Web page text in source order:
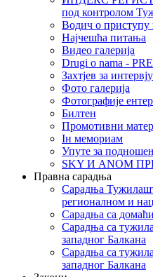
под контролом
Водич о приступу
Најчешћа питања
Видео галерија
Drugi o nama -
Захтјев за интервју
Фото галерија
Фотографије
Билтен
Промотивни
Iн мемориам
Упуте за
SKY И ANOM
Правна сарадња
Сарадња
регионалном и
Сарадња са
Сарадња са
западног Балкана
Сарадња са
западног Балкана